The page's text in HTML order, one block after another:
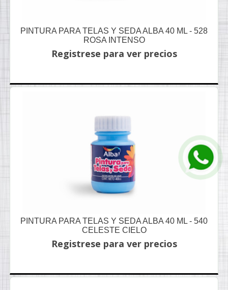
PINTURA PARA TELAS Y SEDA ALBA 40 ML - 528
ROSA INTENSO
Registrese para ver precios
PINTURA PARA TELAS Y SEDA ALBA 40 ML - 540
CELESTE CIELO
Registrese para ver precios